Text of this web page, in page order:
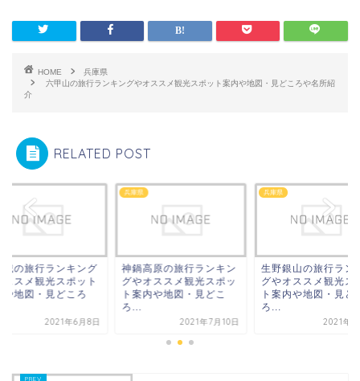
HOME
兵庫県
六甲山の旅行ランキングやオススメ観光スポット案内や地図・見どころや名所紹
介
RELATED POST
城の旅行ランキング
ススメ観光スポット
や地図・見どころ
2021年6月8日
兵庫県
神鍋高原の旅行ランキン
グやオススメ観光スポッ
ト案内や地図・見どこ
ろ...
2021年7月10日
兵庫県
生野銀山の旅行ラン
グやオススメ観光ス
ト案内や地図・見ど
ろ...
2021年7